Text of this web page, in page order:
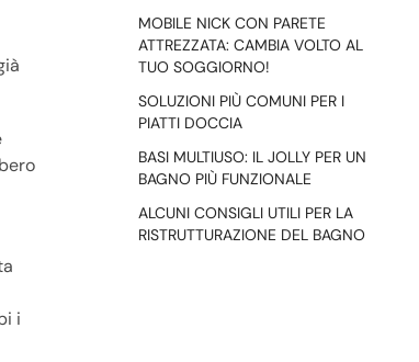
i
MOBILE NICK CON PARETE
ATTREZZATA: CAMBIA VOLTO AL
TUO SOGGIORNO!
SOLUZIONI PIÙ COMUNI PER I
PIATTI DOCCIA
BASI MULTIUSO: IL JOLLY PER UN
BAGNO PIÙ FUNZIONALE
ALCUNI CONSIGLI UTILI PER LA
RISTRUTTURAZIONE DEL BAGNO